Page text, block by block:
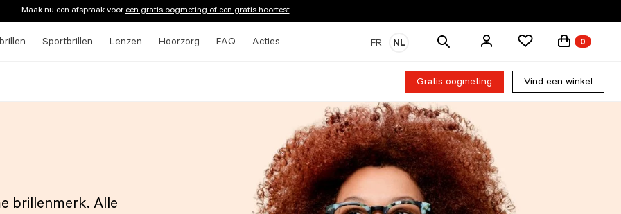
Maak nu een afspraak vooreen gratis oogmeting of een gratis hoortest
Sportbrillen Lenzen Hoorzorg FAQ Acties FR NL
Zoek
0
Gratis oogmeting Vind een winkel
brillenmerk. Alle